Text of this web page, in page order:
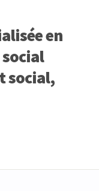
en
social,